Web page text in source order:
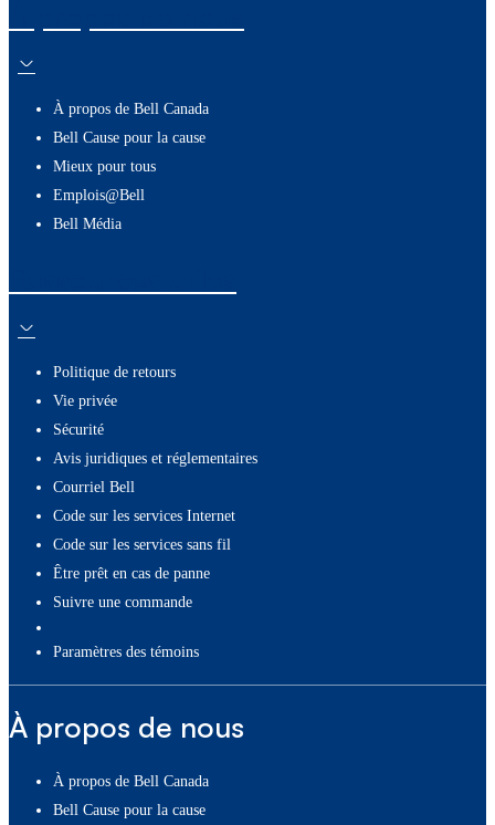
À propos de Bell Canada
Bell Cause pour la cause
Mieux pour tous
Emplois@Bell
Bell Média
Politique de retours
Vie privée
Sécurité
Avis juridiques et réglementaires
Courriel Bell
Code sur les services Internet
Code sur les services sans fil
Être prêt en cas de panne
Suivre une commande
paramètres des témoins
À propos de nous
À propos de Bell Canada
Bell Cause pour la cause